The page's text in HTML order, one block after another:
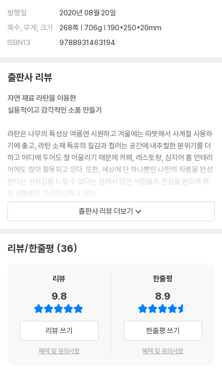
PART 6 WALL DECOR
원형 거울
플라워 거울
원형 핸드백
타원 메시백
PART 8 LAMP
티라이트 홀더
캔들 홀더
전등갓 1
전등갓 2
발행일
2020년 08월 20일
쪽수, 무게, 크기
268쪽 | 706g | 190*250*20mm
ISBN13
9788931463194
출판사 리뷰
자연 재료 라탄을 이용한
실용적이고 감각적인 소품 만들기
라탄은 나무의 특성상 여름엔 시원하고 겨울에는 따뜻해서 사계절 사용하
기에 좋고, 라탄 소재 특유의 질감과 컬러는 공간에 내추럴한 분위기를 더
하고 어디에 두어도 잘 어울리기 때문에 카페, 레스토랑, 심지어 홈 인테리
어에도 많이 활용되고 있다. 또한, 세상에 단 하나뿐인 나만의 작품을 완성
한다는 성취감을 느낄 수 있다는 점에서 많은 사람들의 관심을 받으며 취
미 생활로도 자리매김하고 있다.
『라탄으로 만드는 감성 소품』은 라탄 공예를 배우고 싶지만 선뜻 시작하지
로 내 방을 채우고 싶은 누군가를 위해 국제공예가협회 부협회장이자 수년
트렌디한 24가지 작품을 담아냈다.
다양한 공예 기법부터 24가지 소품 만들기까지
상세한 설명과 단계별 사진, 동영상으로 쉽게 배우는 라탄 공예
라탄 공예는 ‘엮는다’에 포함되는 다양한 기법들이 있다. 본격적으로 작품
을 만들기에 앞서 여러 기법을 잘 익히고 기초를 탄탄하게 다지면 좀 더 쉽
출판사 리뷰 더보기
리뷰/한줄평 36
리뷰
9.8
리뷰 쓰기
혜택 및 유의사항
한줄평
8.9
한줄평 쓰기
혜택 및 유의사항